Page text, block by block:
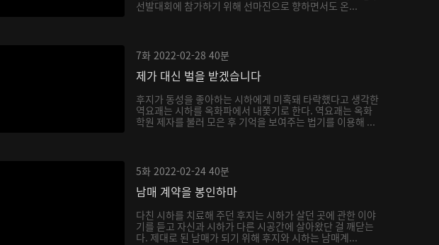
선발대회에 참가하기 위해 선마진으로 향하면서도 온...
7화 2022-02-28 40분
제가 대신 벌을 받겠습니다
후지가 동성을 좋아하는 시하에게 미혹돼 타락했다고 생각한
역요괘는 시하를 옥화파에서 내쫓기로 한다. 역요괘는 옥화
학원 제자를 불러 모은 후 기억을 보여주는 법기를 이용해 ...
5화 2022-02-24 40분
남매 계약을 봉인하마
다친 시하를 치료해 주던 후지는 시하가 살던 곳에 관한 이야
기를 듣고 자신과 시하가 다른 시공간에 살아왔단 걸 깨닫는
다. 제대로 된 남매가 되기 위해 후지와 시하는 남매계...